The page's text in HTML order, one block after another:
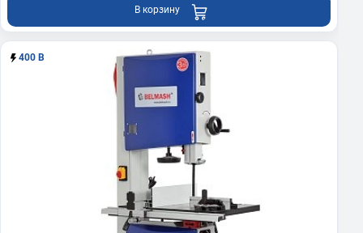
В корзину
400 В